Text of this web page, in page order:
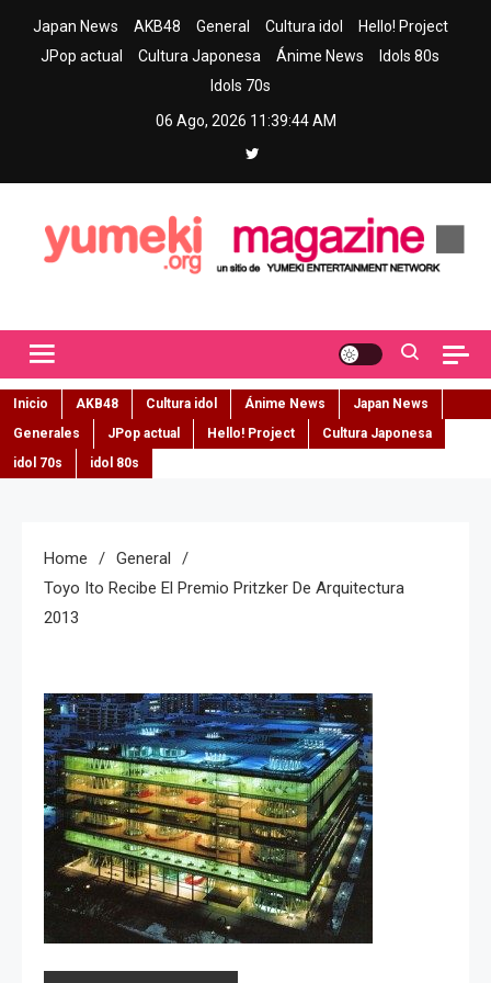
Japan News AKB48 General Cultura idol
Hello! Project
JPop actual
Cultura Japonesa Ánime News
Idols 80s
Idols 70s
06 Ago, 2026 11:39:45 AM
Inicio AKB48 Cultura idol Ánime News
Japan News
Generales
JPop actual Hello! Project
Cultura Japonesa
idol 70s
idol 80s
Home
General
Toyo Ito Recibe El Premio Pritzker De Arquitectura
2013